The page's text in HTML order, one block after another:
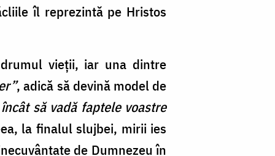
îl reprezintă pe Hristos
vieţii, iar una dintre
, adică să devină model de
să vadă faptele voastre
la finalul slujbei, mirii ies
de Dumnezeu în